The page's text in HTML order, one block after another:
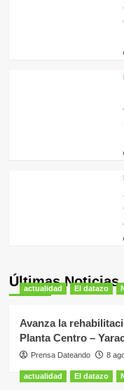
Últimas Noticias
actualidad El datazo
Avanza la
Planta Centro –
Prensa Dateando 8
actualidad El datazo